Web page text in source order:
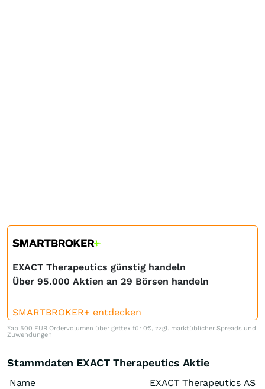
EXACT Therapeutics günstig handeln
Über 95.000 Aktien an 29 Börsen handeln
SMARTBROKER+ entdecken
*ab 500 EUR Ordervolumen über gettex für 0€, zzgl. marktüblicher Spreads und
Zuwendungen
Stammdaten EXACT Therapeutics Aktie
Name
EXACT Therapeutics AS